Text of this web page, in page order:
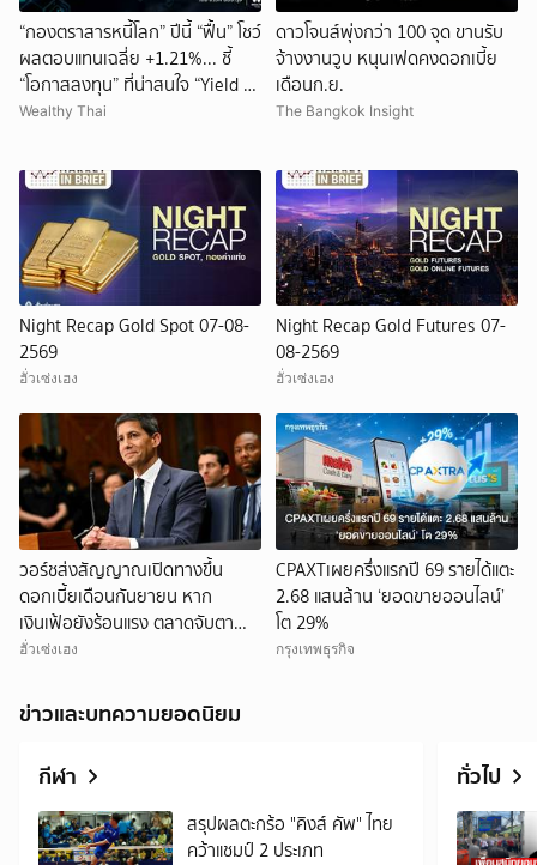
“กองตราสารหนี้โลก” ปีนี้ “ฟื้น” โชว์
ผลตอบแทนเฉลี่ย +1.21%... ชี้
“โอกาสลงทุน” ที่น่าสนใจ “Yield ดี
- Down side จำกัด” !!!
Wealthy Thai
ดาวโจนส์พุ่งกว่า 100 จุด ขานรับ
จ้างงานวูบ หนุนเฟดคงดอกเบี้ย
เดือนก.ย.
The Bangkok Insight
Night Recap Gold Spot 07-08-
2569
ฮั่วเซ่งเฮง
Night Recap Gold Futures 07-
08-2569
ฮั่วเซ่งเฮง
วอร์ชส่งสัญญาณเปิดทางขึ้น
ดอกเบี้ยเดือนกันยายน หาก
เงินเฟ้อยังร้อนแรง ตลาดจับตา
ข้อมูลเศรษฐกิจสหรัฐใกล้ชิด
ฮั่วเซ่งเฮง
CPAXTเผยครึ่งแรกปี 69 รายได้แตะ
2.68 แสนล้าน ‘ยอดขายออนไลน์’
โต 29%
กรุงเทพธุรกิจ
ข่าวและบทความยอดนิยม
กีฬา
สรุปผลตะกร้อ "คิงส์ คัพ" ไทย
คว้าแชมป์ 2 ประเภท
ทั่วไป